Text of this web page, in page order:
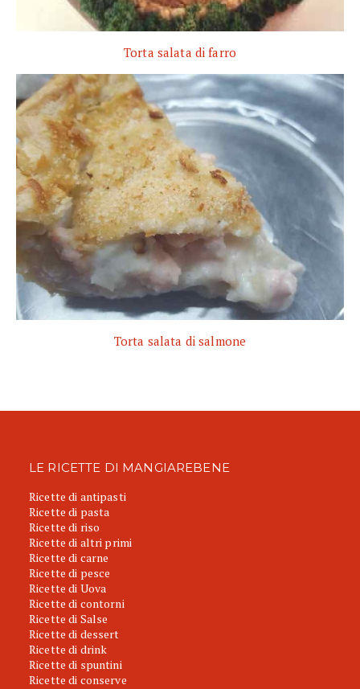
Torta salata di farro
Torta salata di salmone
LE RICETTE DI MANGIAREBENE
Ricette di antipasti
Ricette di pasta
Ricette di riso
Ricette di altri primi
Ricette di carne
Ricette di pesce
Ricette di Uova
Ricette di contorni
Ricette di Salse
Ricette di dessert
Ricette di drink
Ricette di spuntini
Ricette di conserve